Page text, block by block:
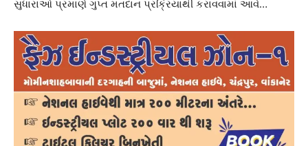
સુધારાઓ પ્રમાણે ગુપ્ત મતદાન પ્રક્રિયાથી કરાવવામાં આવે…